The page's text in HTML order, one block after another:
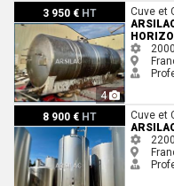
3 950 € HT
4
ARSILAC | Cuve inox -
Cuve et
8 900 € HT
ARSILAC | CIDEC - Cuve inox 306
Cuve et